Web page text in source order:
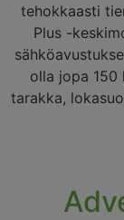
tehokkaasti
Plus -
olla jopa 150
tarakka,